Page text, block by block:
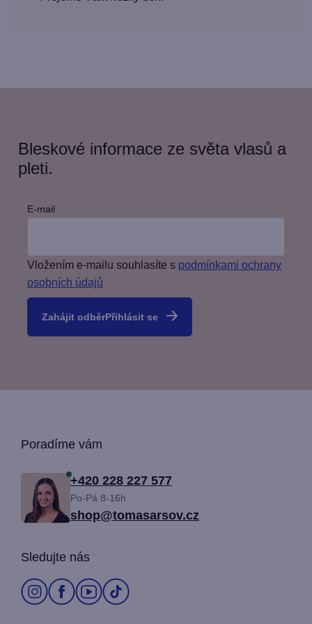
Bleskové informace ze světa vlasů a
pleti.
E-mail
Vložením e-mailu souhlasíte s podmínkami ochrany
osobních údajů
Přihlásit se
Poradíme vám
+420 228 227 577
Po-Pá 8-16h
shop@tomasarsov.cz
Sledujte nás